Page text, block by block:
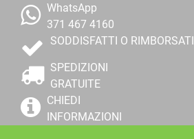
WhatsApp
371 467 4160
SODDISFATTI O RIMBORSATI
SPEDIZIONI
GRATUITE
CHIEDI
INFORMAZIONI